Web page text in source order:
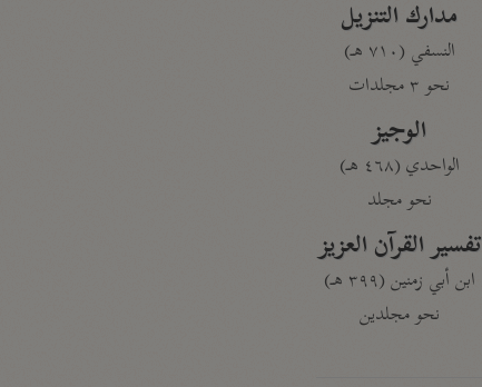
مدارك التنزيل
النسفي (٧١٠ هـ)
نحو ٣ مجلدات
الوجيز
الواحدي (٤٦٨ هـ)
نحو مجلد
تفسير القرآن العزيز
ابن أبي زمنين (٣٩٩ هـ)
نحو مجلدين